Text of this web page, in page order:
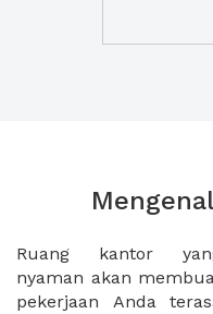
Ruang kantor
nyaman akan
pekerjaan Anda
dapat
pengurusan
usaha baru